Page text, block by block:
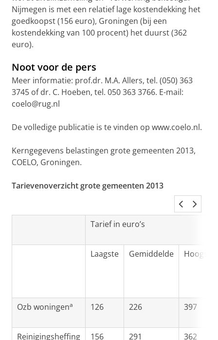
Nijmegen is met een relatief lage kostendekking het
goedkoopst (156 euro), Groningen (bij een
kostendekking van 100 procent) het duurst (362
euro).
Noot voor de pers
Meer informatie: prof.dr. M.A. Allers, tel. (050) 363
3745 of dr. C. Hoeben, tel. 050 363 3766. E-mail:
coelo@rug.nl
De volledige publicatie is te vinden op www.coelo.nl.
Kerngegevens belastingen grote gemeenten 2013,
COELO, Groningen.
Tarievenoverzicht grote gemeenten 2013
Tarief in euro’s
Laagste Gemiddelde Hoogste
Ozb woningena 126 226 397
Reinigingsheffing 156 291 362